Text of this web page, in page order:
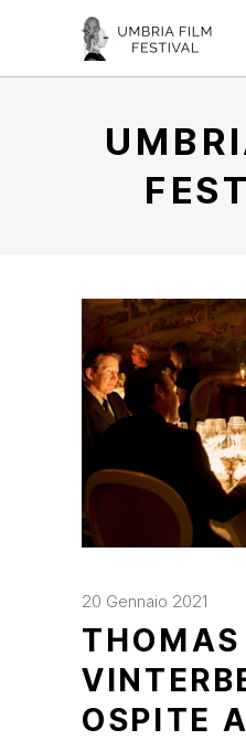
20 Gennaio 2021
THOMAS
OSPITE